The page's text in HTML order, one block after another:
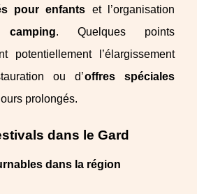
pour enfants et l’organisation
. Quelques points
potentiellement l’élargissement
ou d’offres spéciales
prolongés.
dans le Gard
dans la région